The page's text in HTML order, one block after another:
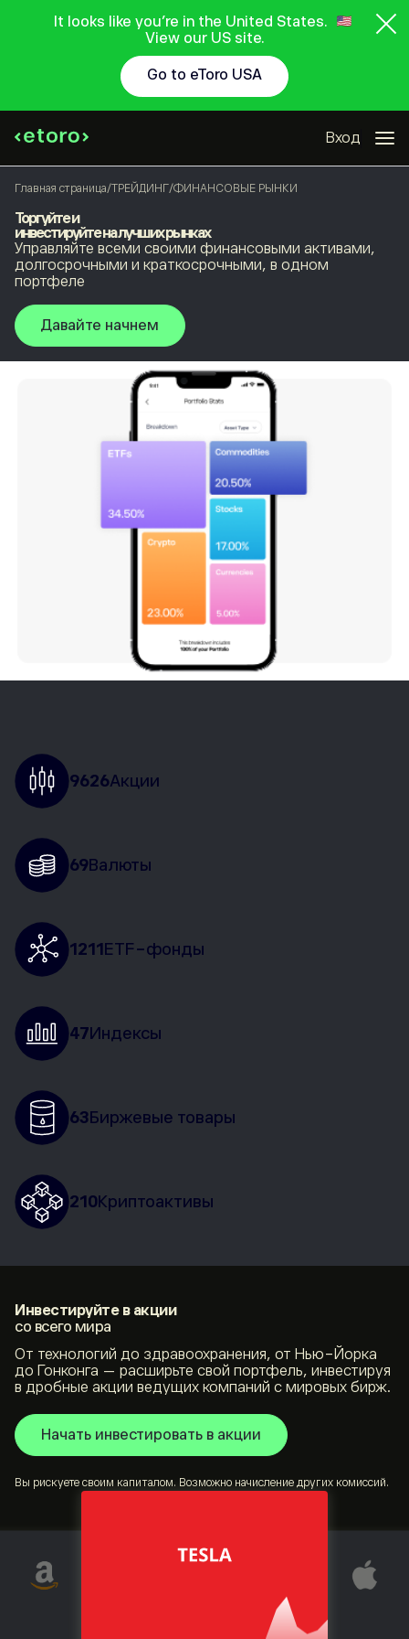
It looks like you're in the United States.
View our US site.
Go to eToro USA
Вход
Главная страница/ТРЕЙДИНГ/ФИНАНСОВЫЕ РЫНКИ
Торгуйте и
инвестируйте на лучших рынках
Управляйте всеми своими финансовыми активами,
долгосрочными и краткосрочными, в одном
портфеле
Давайте начнем
9626Акции
69Валюты
1211ETF-фонды
47Индексы
63Биржевые товары
210Криптоактивы
Инвестируйте в акции
со всего мира
От технологий до здравоохранения, от Нью-Йорка
до Гонконга — расширьте свой портфель, инвестируя
в дробные акции ведущих компаний с мировых бирж.
Начать инвестировать в акции
Вы рискуете своим капиталом. Возможно начисление других комиссий.